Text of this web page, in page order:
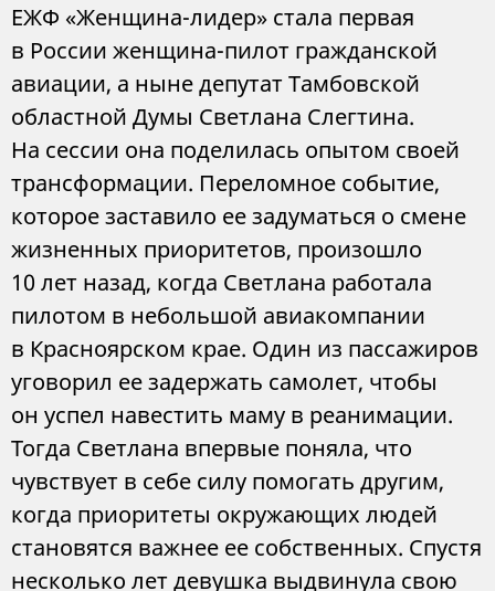
ЕЖФ «Женщина-лидер» стала первая
в России женщина-пилот гражданской
авиации, а ныне депутат Тамбовской
областной Думы Светлана Слегтина.
На сессии она поделилась опытом своей
трансформации. Переломное событие,
которое заставило ее задуматься о смене
жизненных приоритетов, произошло
10 лет назад, когда Светлана работала
пилотом в небольшой авиакомпании
в Красноярском крае. Один из пассажиров
уговорил ее задержать самолет, чтобы
он успел навестить маму в реанимации.
Тогда Светлана впервые поняла, что
чувствует в себе силу помогать другим,
когда приоритеты окружающих людей
становятся важнее ее собственных. Спустя
несколько лет девушка выдвинула свою